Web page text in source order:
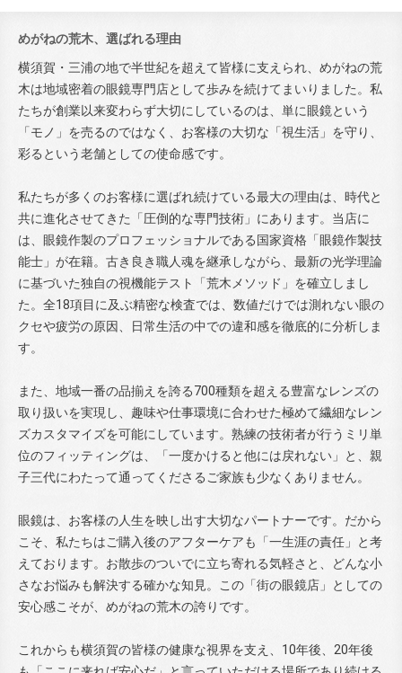
めがねの荒木、選ばれる理由
横須賀・三浦の地で半世紀を超えて皆様に支えられ、めがねの荒
木は地域密着の眼鏡専門店として歩みを続けてまいりました。私
たちが創業以来変わらず大切にしているのは、単に眼鏡という
「モノ」を売るのではなく、お客様の大切な「視生活」を守り、
彩るという老舗としての使命感です。
私たちが多くのお客様に選ばれ続けている最大の理由は、時代と
共に進化させてきた「圧倒的な専門技術」にあります。当店に
は、眼鏡作製のプロフェッショナルである国家資格「眼鏡作製技
能士」が在籍。古き良き職人魂を継承しながら、最新の光学理論
に基づいた独自の視機能テスト「荒木メソッド」を確立しまし
た。全18項目に及ぶ精密な検査では、数値だけでは測れない眼の
クセや疲労の原因、日常生活の中での違和感を徹底的に分析しま
す。
また、地域一番の品揃えを誇る700種類を超える豊富なレンズの
取り扱いを実現し、趣味や仕事環境に合わせた極めて繊細なレン
ズカスタマイズを可能にしています。熟練の技術者が行うミリ単
位のフィッティングは、「一度かけると他には戻れない」と、親
子三代にわたって通ってくださるご家族も少なくありません。
眼鏡は、お客様の人生を映し出す大切なパートナーです。だから
こそ、私たちはご購入後のアフターケアも「一生涯の責任」と考
えております。お散歩のついでに立ち寄れる気軽さと、どんな小
さなお悩みも解決する確かな知見。この「街の眼鏡店」としての
安心感こそが、めがねの荒木の誇りです。
これからも横須賀の皆様の健康な視界を支え、10年後、20年後